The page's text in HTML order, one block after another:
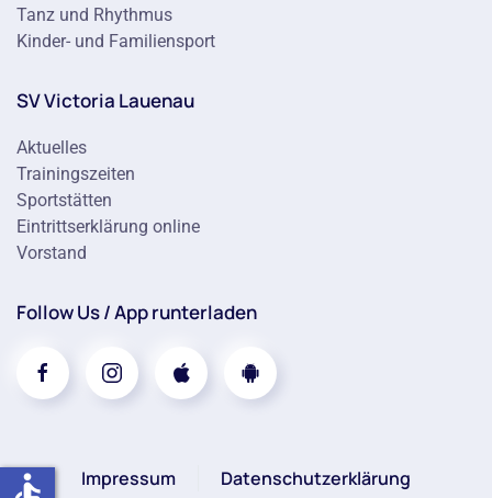
Tanz und Rhythmus
Kinder- und Familiensport
SV Victoria Lauenau
Aktuelles
Trainingszeiten
Sportstätten
Eintrittserklärung online
Vorstand
Follow Us / App runterladen
Impressum Datenschutzerklärung